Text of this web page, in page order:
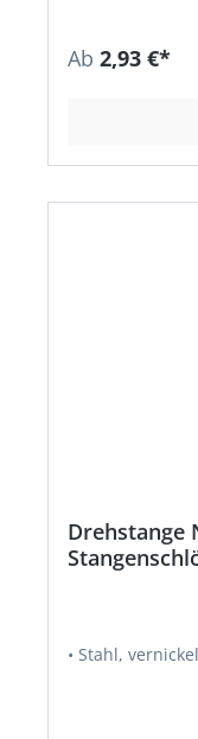
Ab 2,93 €*
Drehstange